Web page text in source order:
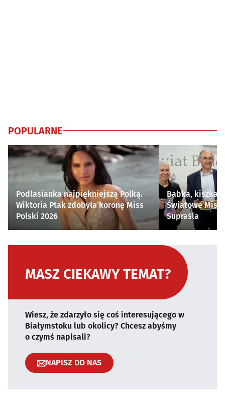
POPULARNE
Podlasianka najpiękniejszą Polką.
Wiktoria Ptak zdobyła koronę Miss
Polski 2026
Babka, kiszka i
Światowe
Supraśla
MASZ CIEKAWY TEMAT?
Wiesz, że zdarzyło się coś interesującego w
Białymstoku lub okolicy? Chcesz abyśmy
o czymś napisali?
NAPISZ DO NAS